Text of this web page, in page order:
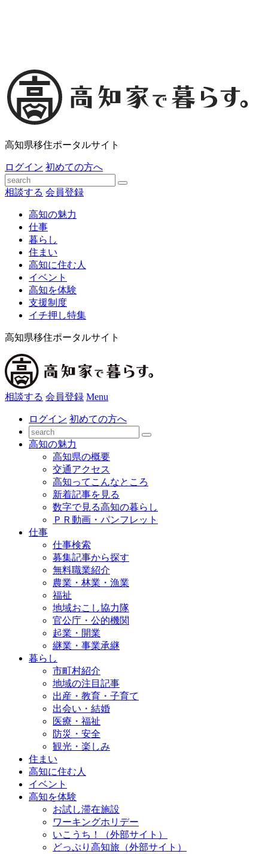
高知県移住ポータルサイト
ログイン 初めての方へ
相談する 会員登録
高知の魅力
仕事
暮らし
住まい
高知に住む人
イベント
高知を体験
支援制度
イチ押し特集
高知県移住ポータルサイト
相談する 会員登録 Menu
ログイン 初めての方へ
高知の魅力
高知県の概要
交通アクセス
高知ってこんなところ
新着記事を見る
数字で見る高知の暮らし
ＰＲ動画・パンフレット
仕事
仕事検索
募集記事から探す
無料職業紹介
農業・林業・漁業
福祉
地域おこし協力隊
官公庁・公的機関
起業・開業
継業・事業承継
暮らし
市町村紹介
地域の注目記事
出産・教育・子育て
出会い・結婚
医療・福祉
防災・安全
観光・楽しみ
住まい
高知に住む人
イベント
高知を体験
お試し滞在施設
ワーキングホリデー
いこうち！（外部サイト）
どっぷり高知旅（外部サイト）